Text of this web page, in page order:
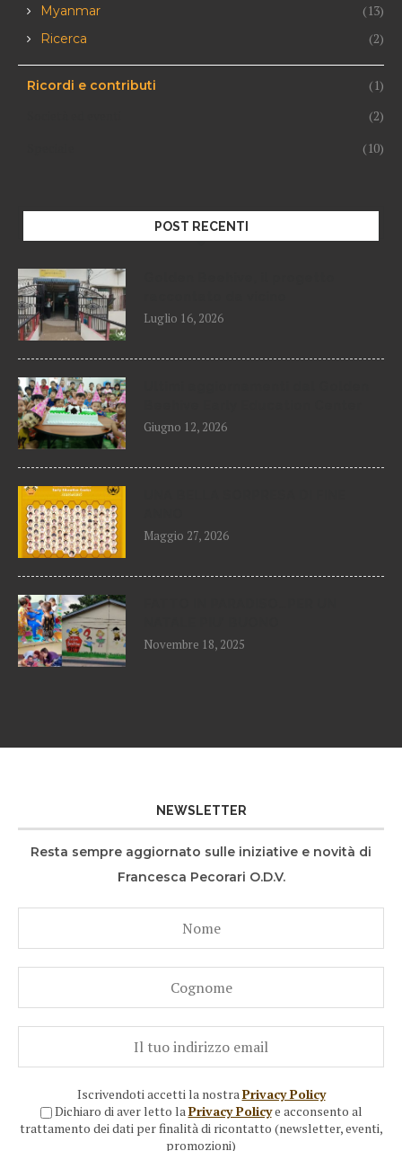
Myanmar (13)
Ricerca (2)
Ricordi e contributi
(1)
(2)
(10)
POST RECENTI
Luglio 16, 2026
Giugno 12, 2026
Maggio 27, 2026
Novembre 18, 2025
NEWSLETTER
Resta sempre aggiornato sulle iniziative e novità di
Francesca Pecorari O.D.V.
Iscrivendoti accetti la nostraPrivacy Policy
Dichiaro di aver letto laPrivacy Policye acconsento al
trattamento dei dati per finalità di ricontatto (newsletter, eventi,
promozioni)